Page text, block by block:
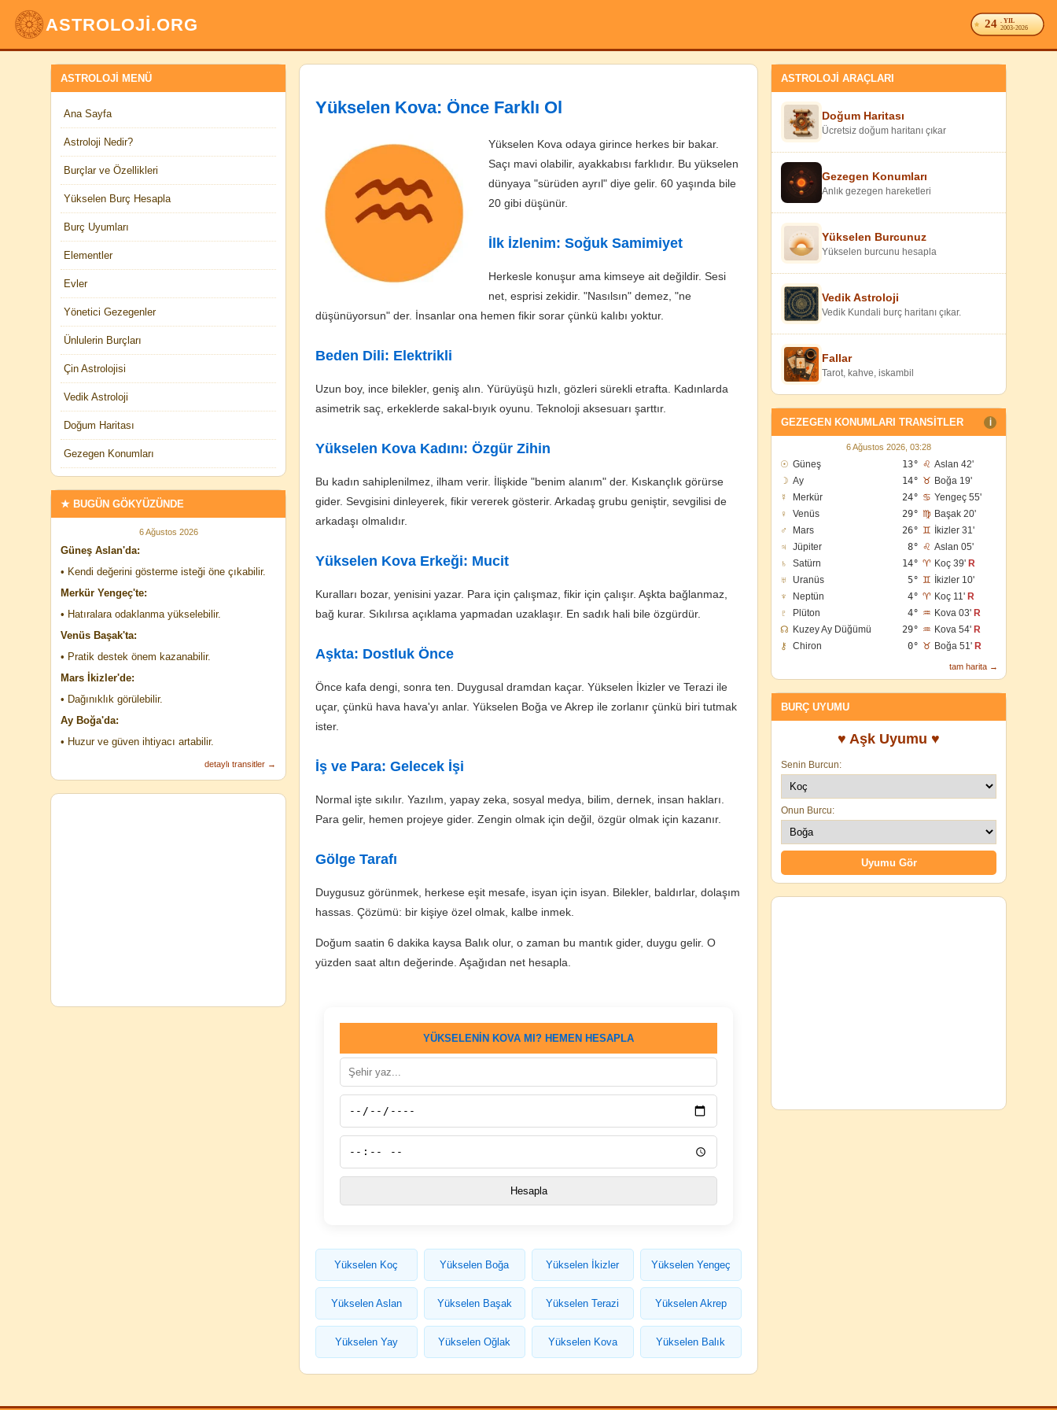
ASTROLOJİ.ORG 24 . YIL
2003-2026
ASTROLOJI MENÜ
Ana Sayfa
Astroloji Nedir?
Burçlar ve Özellikleri
Yükselen Burç Hesapla
Burç Uyumları
Elementler
Evler
Yönetici Gezegenler
Ünlulerin Burçları
Çin Astrolojisi
Vedik Astroloji
Doğum Haritası
Gezegen Konumları
★ BUGÜN GÖKYÜZÜNDE
6 Ağustos 2026
Güneş Aslan'da:
• Kendi değerini gösterme isteği öne çıkabilir.
Merkür Yengeç'te:
• Hatıralara odaklanma yükselebilir.
Venüs Başak'ta:
• Pratik destek önem kazanabilir.
Mars İkizler'de:
• Dağınıklık görülebilir.
Ay Boğa'da:
• Huzur ve güven ihtiyacı artabilir.
detaylı transitler →
Yükselen Kova: Önce Farklı Ol
Yükselen Kova odaya girince herkes bir bakar.
Saçı mavi olabilir, ayakkabısı farklıdır. Bu yükselen
dünyaya "sürüden ayrıl" diye gelir. 60 yaşında bile
20 gibi düşünür.
İlk İzlenim: Soğuk Samimiyet
Herkesle konuşur ama kimseye ait değildir. Sesi
net, esprisi zekidir. "Nasılsın" demez, "ne
düşünüyorsun" der. İnsanlar ona hemen fikir sorar çünkü kalıbı yoktur.
Beden Dili: Elektrikli
Uzun boy, ince bilekler, geniş alın. Yürüyüşü hızlı, gözleri sürekli etrafta. Kadınlarda
asimetrik saç, erkeklerde sakal-bıyık oyunu. Teknoloji aksesuarı şarttır.
Yükselen Kova Kadını: Özgür Zihin
Bu kadın sahiplenilmez, ilham verir. İlişkide "benim alanım" der. Kıskançlık görürse
gider. Sevgisini dinleyerek, fikir vererek gösterir. Arkadaş grubu geniştir, sevgilisi de
arkadaşı olmalıdır.
Yükselen Kova Erkeği: Mucit
Kuralları bozar, yenisini yazar. Para için çalışmaz, fikir için çalışır. Aşkta bağlanmaz,
bağ kurar. Sıkılırsa açıklama yapmadan uzaklaşır. En sadık hali bile özgürdür.
Aşkta: Dostluk Önce
Önce kafa dengi, sonra ten. Duygusal dramdan kaçar. Yükselen İkizler ve Terazi ile
uçar, çünkü hava hava'yı anlar. Yükselen Boğa ve Akrep ile zorlanır çünkü biri tutmak
ister.
İş ve Para: Gelecek İşi
Normal işte sıkılır. Yazılım, yapay zeka, sosyal medya, bilim, dernek, insan hakları.
Para gelir, hemen projeye gider. Zengin olmak için değil, özgür olmak için kazanır.
Gölge Tarafı
Duygusuz görünmek, herkese eşit mesafe, isyan için isyan. Bilekler, baldırlar, dolaşım
hassas. Çözümü: bir kişiye özel olmak, kalbe inmek.
Doğum saatin 6 dakika kaysa Balık olur, o zaman bu mantık gider, duygu gelir. O
yüzden saat altın değerinde. Aşağıdan net hesapla.
YÜKSELENIN KOVA MI? HEMEN HESAPLA
Yükselen Koç Yükselen Boğa Yükselen İkizler Yükselen Yengeç
Yükselen Aslan Yükselen Başak Yükselen Terazi Yükselen Akrep
Yükselen Yay Yükselen Oğlak Yükselen Kova Yükselen Balık
ASTROLOJİ ARAÇLARI
Doğum Haritası
Ücretsiz doğum haritanı çıkar
Gezegen Konumları
Anlık gezegen hareketleri
Yükselen Burcunuz
Yükselen burcunu hesapla
Vedik Astroloji
Vedik Kundali burç haritanı çıkar.
Fallar
Tarot, kahve, iskambil
GEZEGEN KONUMLARI TRANSITLER I
6 Ağustos 2026, 03:28
☉ Güneş 13° ♌ Aslan 42'
☽ Ay 14° ♉ Boğa 19'
☿
Merkür 24° ♋ Yengeç 55'
♀
Venüs 29° ♍ Başak 20'
♂
Mars 26° ♊
İkizler 31'
♃
Jüpiter 8° ♌ Aslan 05'
♄
Satürn 14° ♈ Koç 39' R
♅
Uranüs 5° ♊
İkizler 10'
♆
Neptün 4° ♈ Koç 11' R
♇
Plüton 4° ♒ Kova 03' R
☊ Kuzey Ay Düğümü 29° ♒ Kova 54' R
⚷
Chiron 0° ♉ Boğa 51' R
tam harita →
BURÇ UYUMU
♥ Aşk Uyumu ♥
Senin Burcun:
Onun Burcu: